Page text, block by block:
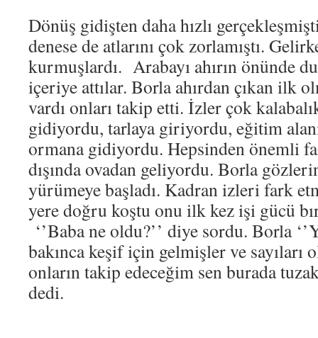
Dönüş gidişten daha hızlı
denese de atlarını çok zorlamıştı.
kurmuşlardı. Arabayı ahırın önünde
içeriye attılar. Borla ahırdan çıkan ilk
vardı onları takip etti. İzler çok
gidiyordu, tarlaya giriyordu, eğitim
ormana gidiyordu. Hepsinden önemli
dışında ovadan geliyordu. Borla
yürümeye başladı. Kadran izleri fark
yere doğru koştu onu ilk kez işi gücü
‘’Baba ne oldu?’’ diye sordu. Borla
bakınca keşif için gelmişler ve sayıları
onların takip edeceğim sen burada
dedi.